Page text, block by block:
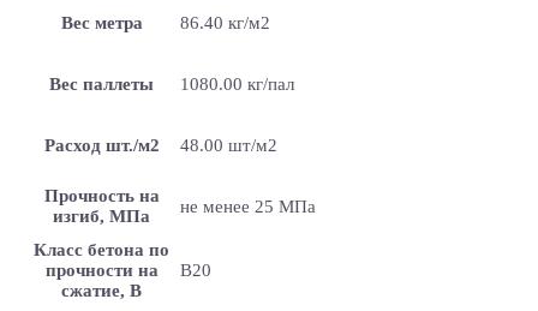
Вес метра 86.40 кг/м2
Вес паллеты 1080.00 кг/пал
Расход шт./м2 48.00 шт/м2
Прочность на
изгиб, МПа
не менее 25 МПа
Класс бетона по
прочности на
сжатие, В
B20